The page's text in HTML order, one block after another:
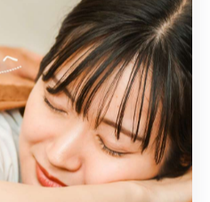
ー Categories
ゴリー
クティック